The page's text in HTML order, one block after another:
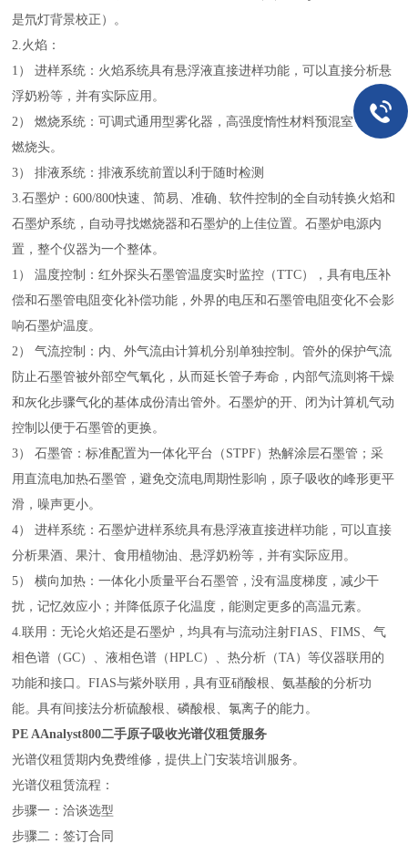
是氘灯背景校正）。
2.火焰：
1） 进样系统：火焰系统具有悬浮液直接进样功能，可以直接分析悬
浮奶粉等，并有实际应用。
2） 燃烧系统：可调式通用型雾化器，高强度惰性材料预混室，全钛
燃烧头。
3） 排液系统：排液系统前置以利于随时检测
3.石墨炉：600/800快速、简易、准确、软件控制的全自动转换火焰和
石墨炉系统，自动寻找燃烧器和石墨炉的上佳位置。石墨炉电源内
置，整个仪器为一个整体。
1） 温度控制：红外探头石墨管温度实时监控（TTC），具有电压补
偿和石墨管电阻变化补偿功能，外界的电压和石墨管电阻变化不会影
响石墨炉温度。
2） 气流控制：内、外气流由计算机分别单独控制。管外的保护气流
防止石墨管被外部空气氧化，从而延长管子寿命，内部气流则将干燥
和灰化步骤气化的基体成份清出管外。石墨炉的开、闭为计算机气动
控制以便于石墨管的更换。
3） 石墨管：标准配置为一体化平台（STPF）热解涂层石墨管；采
用直流电加热石墨管，避免交流电周期性影响，原子吸收的峰形更平
滑，噪声更小。
4） 进样系统：石墨炉进样系统具有悬浮液直接进样功能，可以直接
分析果酒、果汁、食用植物油、悬浮奶粉等，并有实际应用。
5） 横向加热：一体化小质量平台石墨管，没有温度梯度，减少干
扰，记忆效应小；并降低原子化温度，能测定更多的高温元素。
4.联用：无论火焰还是石墨炉，均具有与流动注射FIAS、FIMS、气
相色谱（GC）、液相色谱（HPLC）、热分析（TA）等仪器联用的
功能和接口。FIAS与紫外联用，具有亚硝酸根、氨基酸的分析功
能。具有间接法分析硫酸根、磷酸根、氯离子的能力。
PE AAnalyst800二手原子吸收光谱仪租赁服务
光谱仪租赁期内免费维修，提供上门安装培训服务。
光谱仪租赁流程：
步骤一：洽谈选型
步骤二：签订合同